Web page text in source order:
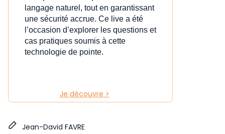
langage naturel, tout en garantissant
une sécurité accrue. Ce live a été
l’occasion d’explorer les questions et
cas pratiques soumis à cette
technologie de pointe.
Je découvre >
Jean-David FAVRE